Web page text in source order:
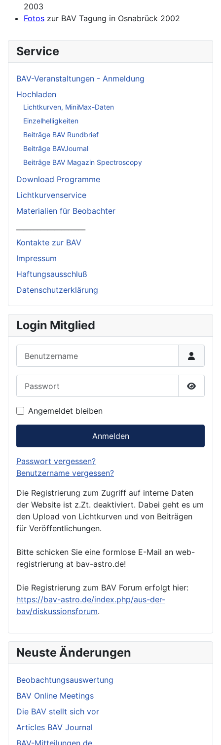
2003
Fotos zur BAV Tagung in Osnabrück 2002
Service
BAV-Veranstaltungen - Anmeldung
Hochladen
Lichtkurven, MiniMax-Daten
Einzelhelligkeiten
Beiträge BAV Rundbrief
Beiträge BAVJournal
Beiträge BAV Magazin Spectroscopy
Download Programme
Lichtkurvenservice
Materialien für Beobachter
Kontakte zur BAV
Impressum
Haftungsausschluß
Datenschutzerklärung
Login Mitglied
Angemeldet bleiben
Anmelden
Passwort vergessen?
Benutzername vergessen?
Die Registrierung zum Zugriff auf interne Daten
der Website ist z.Zt. deaktiviert. Dabei geht es um
den Upload von Lichtkurven und von Beiträgen
für Veröffentlichungen.
Bitte schicken Sie eine formlose E-Mail an web-
registrierung at bav-astro.de!
Die Registrierung zum BAV Forum erfolgt hier:
https://bav-astro.de/index.php/aus-der-
bav/diskussionsforum.
Neuste Änderungen
Beobachtungsauswertung
BAV Online Meetings
Die BAV stellt sich vor
Articles BAV Journal
BAV-Mitteilungen de